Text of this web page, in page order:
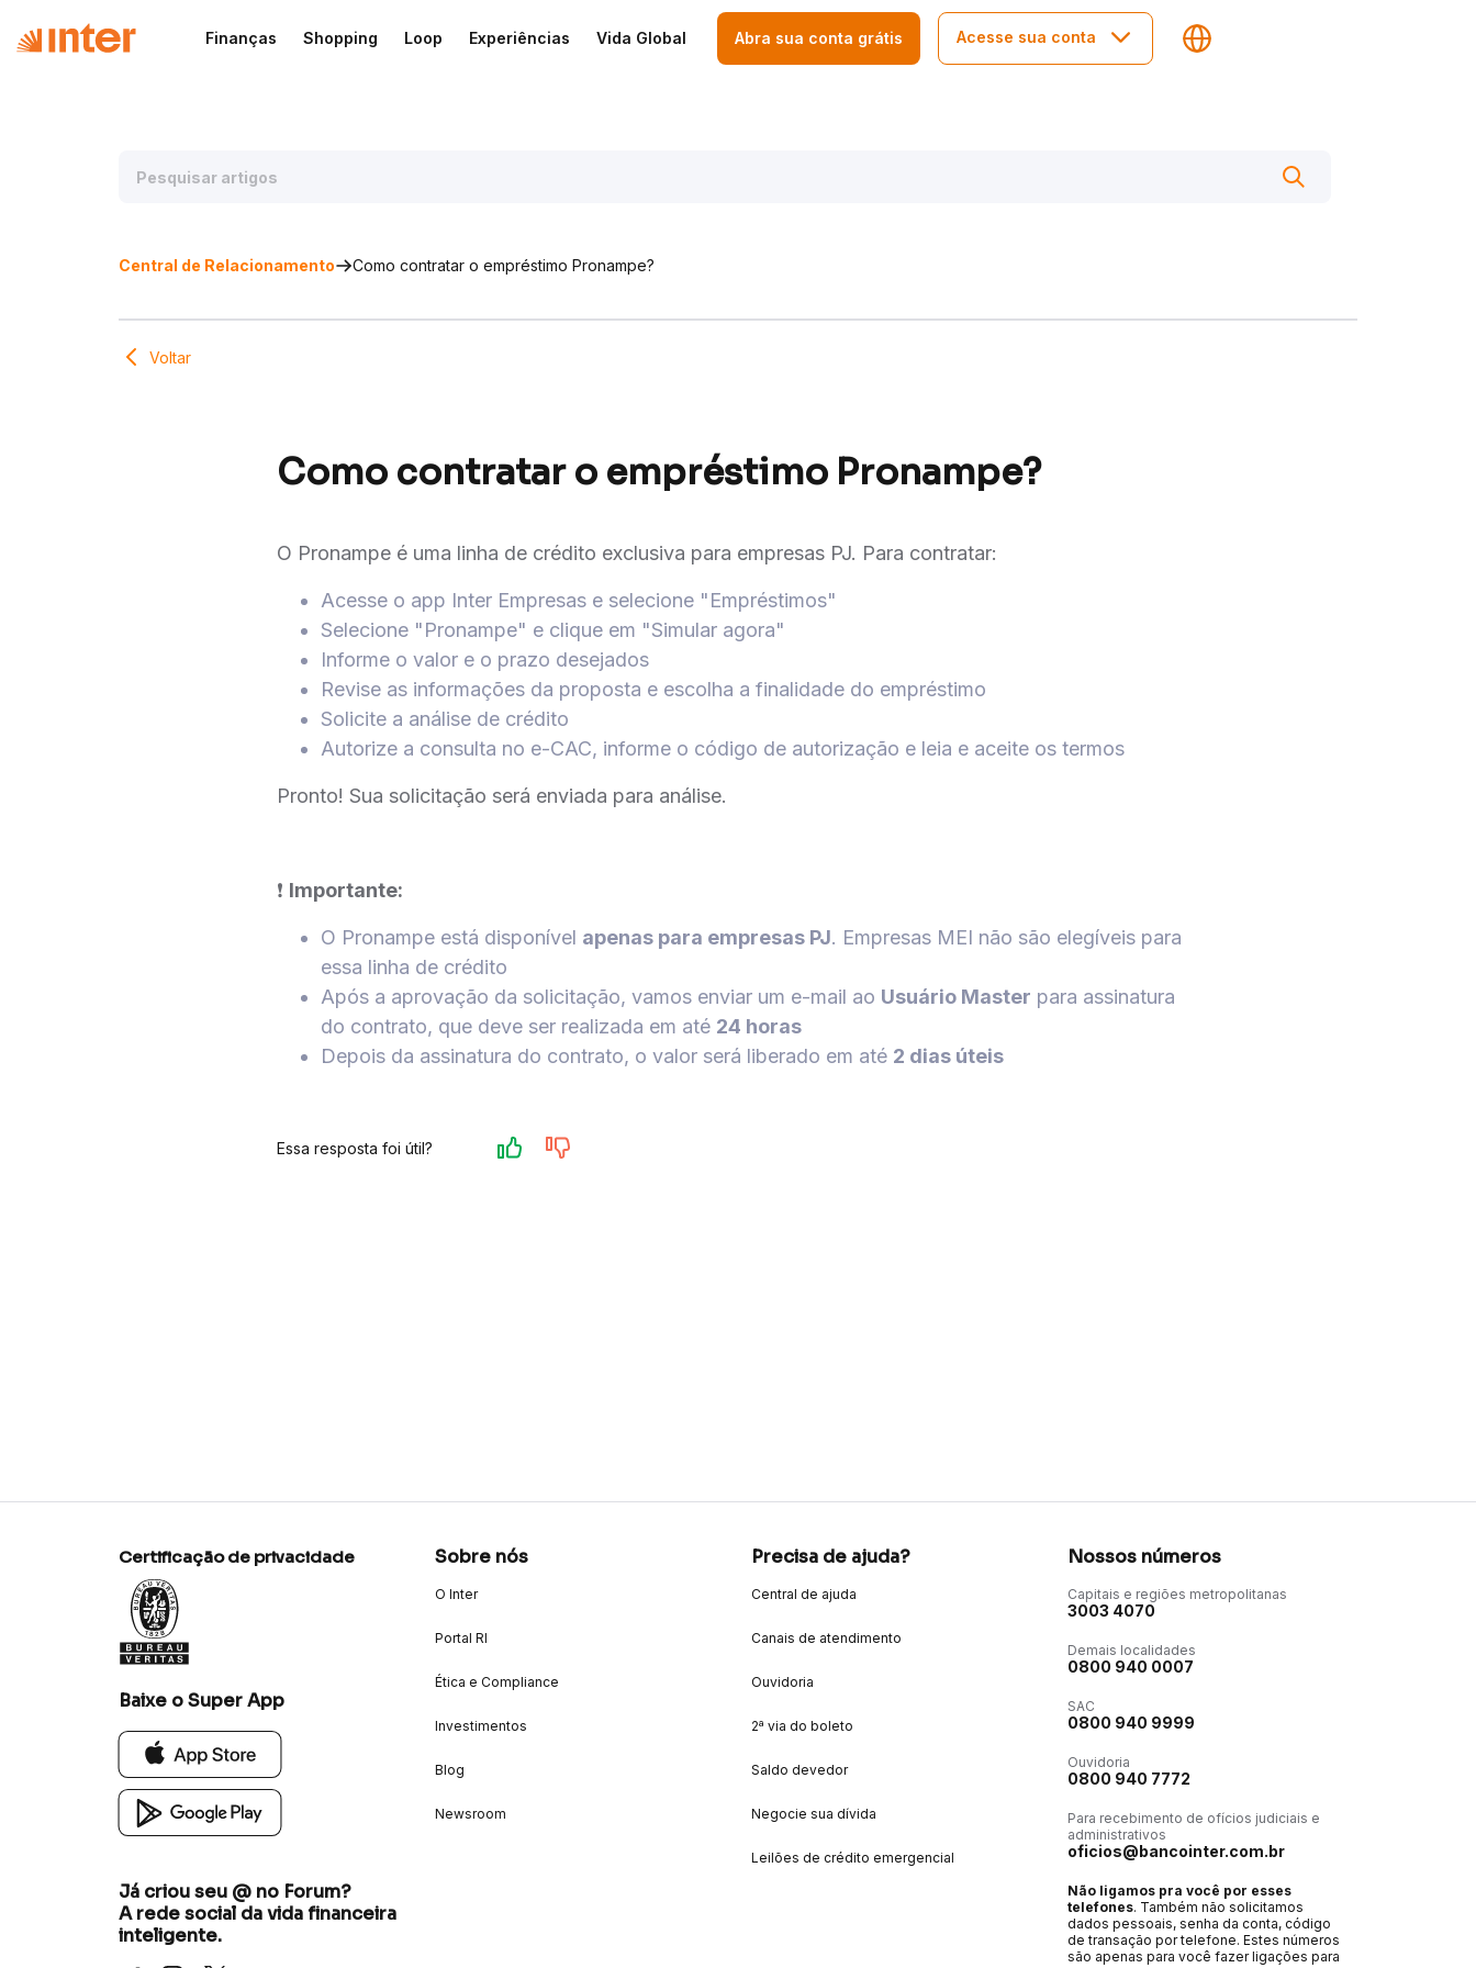
Finanças Shopping Loop Experiências Vida Global Abra sua conta grátis Acesse sua conta
Central de Relacionamento Como contratar o empréstimo Pronampe?
Voltar
Como contratar o empréstimo Pronampe?
O Pronampe é uma linha de crédito exclusiva para empresas PJ. Para contratar:
Acesse o app Inter Empresas e selecione "Empréstimos"
Selecione "Pronampe" e clique em "Simular agora"
Informe o valor e o prazo desejados
Revise as informações da proposta e escolha a finalidade do empréstimo
Solicite a análise de crédito
Autorize a consulta no e-CAC, informe o código de autorização e leia e aceite os termos
Pronto! Sua solicitação será enviada para análise.
❗ Importante:
O Pronampe está disponível apenas para empresas PJ. Empresas MEI não são elegíveis para
essa linha de crédito
Após a aprovação da solicitação, vamos enviar um e-mail ao Usuário Master para assinatura
do contrato, que deve ser realizada em até 24 horas
Depois da assinatura do contrato, o valor será liberado em até 2 dias úteis
Essa resposta foi útil?
Certificação de privacidade
Baixe o Super App
Já criou seu @ no Forum?
A rede social da vida financeira
inteligente.
Sobre nós
O Inter
Portal RI
Ética e Compliance
Investimentos
Blog
Newsroom
Precisa de ajuda?
Central de ajuda
Canais de atendimento
Ouvidoria
2ª via do boleto
Saldo devedor
Negocie sua dívida
Leilões de crédito emergencial
Nossos números
Capitais e regiões metropolitanas
3003 4070
Demais localidades
0800 940 0007
SAC
0800 940 9999
Ouvidoria
0800 940 7772
Para recebimento de ofícios judiciais e
administrativos
oficios@bancointer.com.br
Não ligamos pra você por esses
telefones. Também não solicitamos
dados pessoais, senha da conta, código
de transação por telefone. Estes números
são apenas para você fazer ligações para